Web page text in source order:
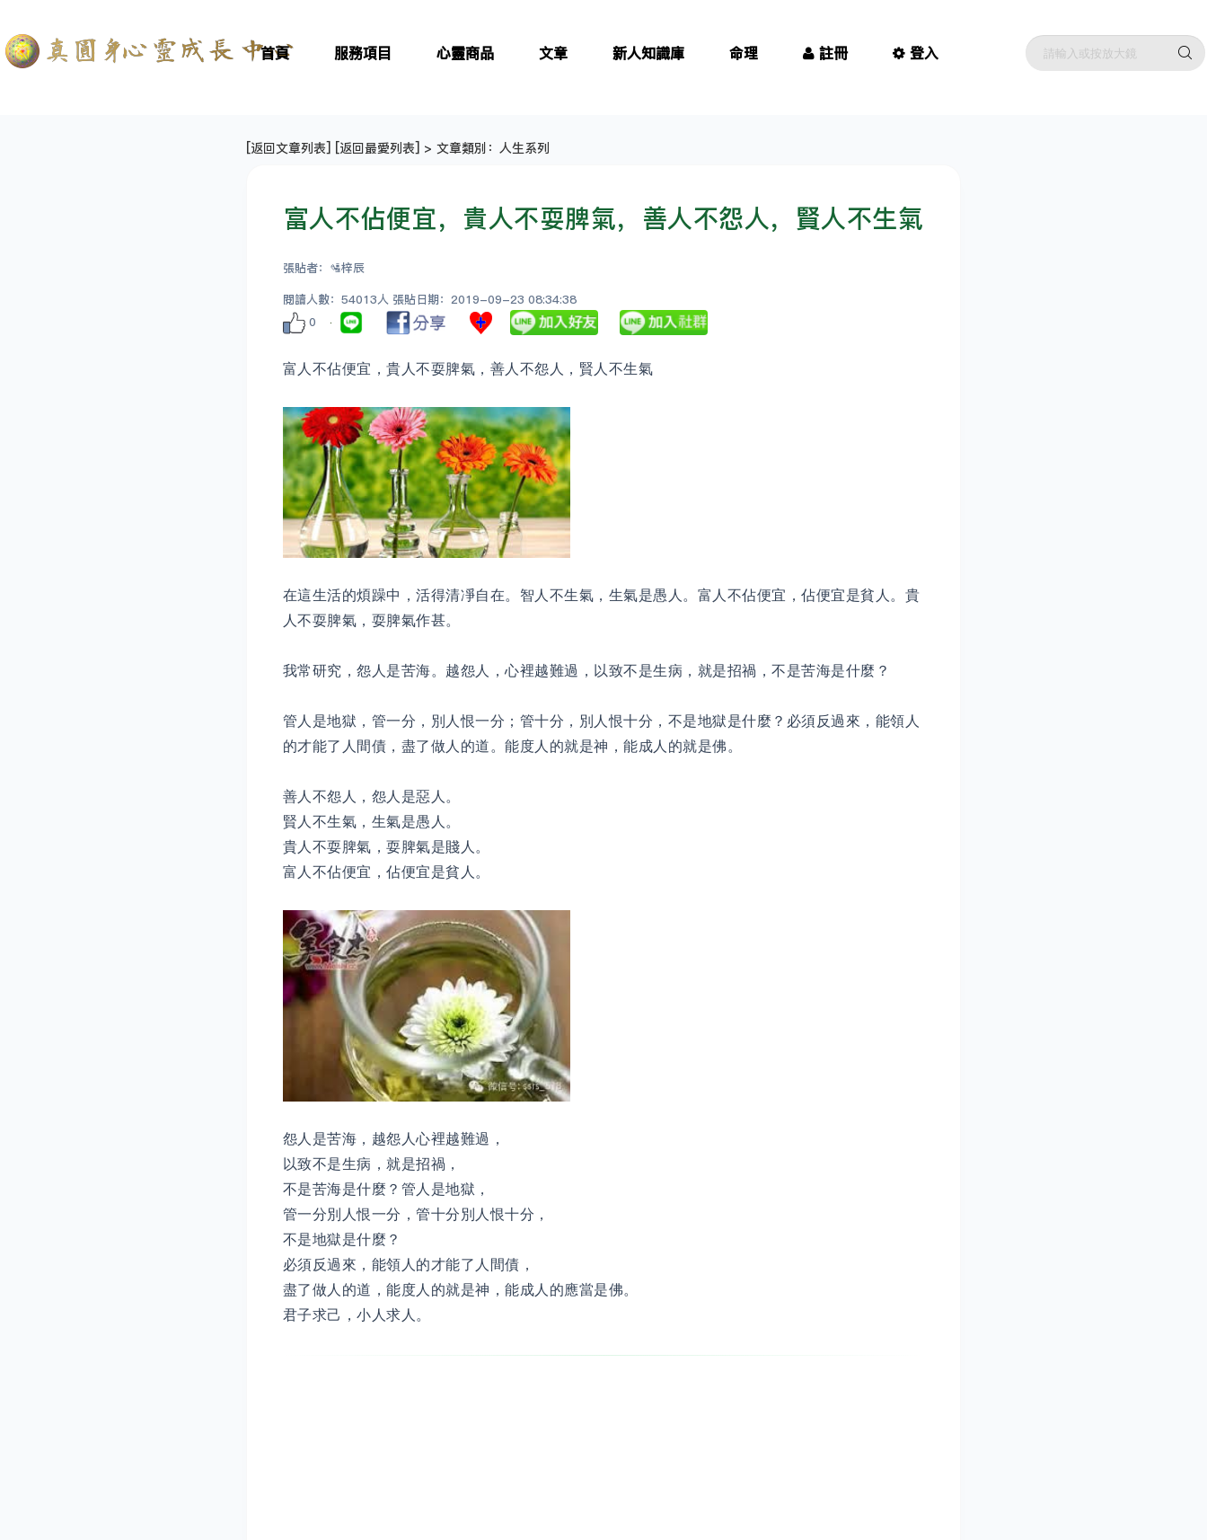
首頁 服務項目 心靈商品 文章 新人知識庫 命理 註冊 登入
[返回文章列表] [返回最愛列表] > 文章類別：人生系列
富人不佔便宜，貴人不耍脾氣，善人不怨人，賢人不生氣
張貼者：🛂梓辰
閱讀人數：54013人 張貼日期：2019-09-23 08:34:38
0
富人不佔便宜，貴人不耍脾氣，善人不怨人，賢人不生氣
在這生活的煩躁中，活得清凈自在。智人不生氣，生氣是愚人。富人不佔便宜，佔便宜是貧人。貴
人不耍脾氣，耍脾氣作甚。
我常研究，怨人是苦海。越怨人，心裡越難過，以致不是生病，就是招禍，不是苦海是什麼？
管人是地獄，管一分，別人恨一分；管十分，別人恨十分，不是地獄是什麼？必須反過來，能領人
的才能了人間債，盡了做人的道。能度人的就是神，能成人的就是佛。
善人不怨人，怨人是惡人。
賢人不生氣，生氣是愚人。
貴人不耍脾氣，耍脾氣是賤人。
富人不佔便宜，佔便宜是貧人。
怨人是苦海，越怨人心裡越難過，
以致不是生病，就是招禍，
不是苦海是什麼？管人是地獄，
管一分別人恨一分，管十分別人恨十分，
不是地獄是什麼？
必須反過來，能領人的才能了人間債，
盡了做人的道，能度人的就是神，能成人的應當是佛。
君子求己，小人求人。